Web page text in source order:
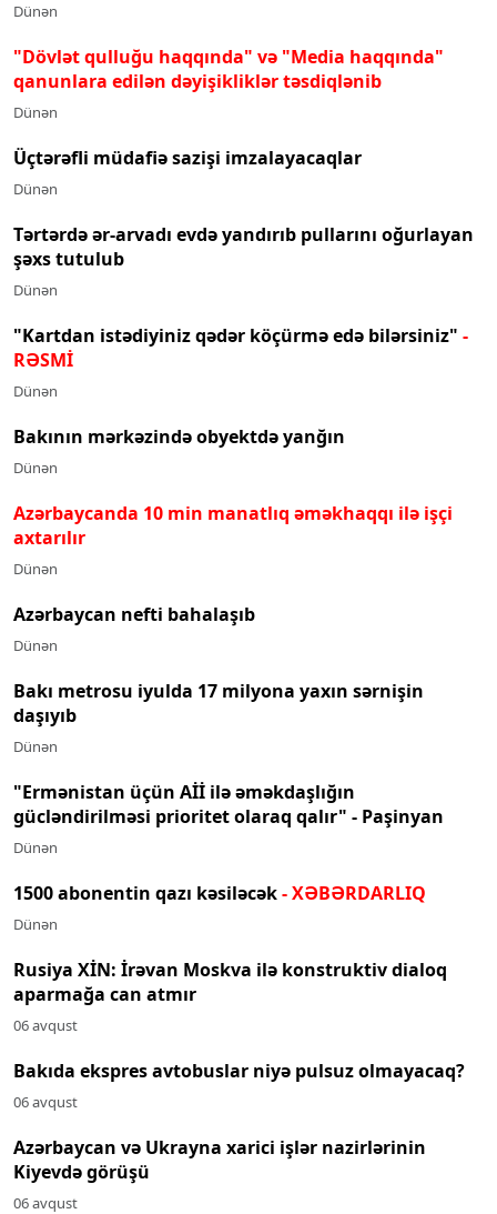
Dünən
"Dövlət qulluğu haqqında" və "Media haqqında"
qanunlara edilən dəyişikliklər təsdiqlənib
Dünən
Üçtərəfli müdafiə sazişi imzalayacaqlar
Dünən
Tərtərdə ər-arvadı evdə yandırıb pullarını oğurlayan
şəxs tutulub
Dünən
"Kartdan istədiyiniz qədər köçürmə edə bilərsiniz" -
RƏSMİ
Dünən
Bakının mərkəzində obyektdə yanğın
Dünən
Azərbaycanda 10 min manatlıq əməkhaqqı ilə işçi
axtarılır
Dünən
Azərbaycan nefti bahalaşıb
Dünən
Bakı metrosu iyulda 17 milyona yaxın sərnişin
daşıyıb
Dünən
"Ermənistan üçün Aİİ ilə əməkdaşlığın
gücləndirilməsi prioritet olaraq qalır" - Paşinyan
Dünən
1500 abonentin qazı kəsiləcək- XƏBƏRDARLIQ
Dünən
Rusiya XİN: İrəvan Moskva ilə konstruktiv dialoq
aparmağa can atmır
06 avqust
Bakıda ekspres avtobuslar niyə pulsuz olmayacaq?
06 avqust
Azərbaycan və Ukrayna xarici işlər nazirlərinin
Kiyevdə görüşü
06 avqust